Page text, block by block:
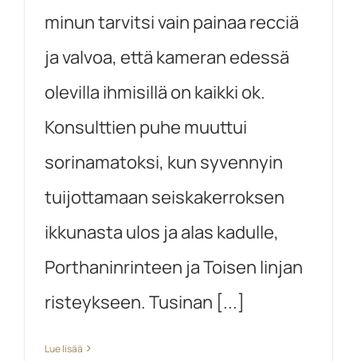
minun tarvitsi vain painaa recciä
ja valvoa, että kameran edessä
olevilla ihmisillä on kaikki ok.
Konsulttien puhe muuttui
sorinamatoksi, kun syvennyin
tuijottamaan seiskakerroksen
ikkunasta ulos ja alas kadulle,
Porthaninrinteen ja Toisen linjan
risteykseen. Tusinan [...]
Lue lisää